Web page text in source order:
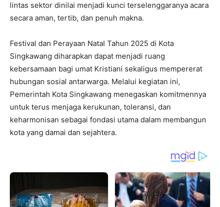
lintas sektor dinilai menjadi kunci terselenggaranya acara
secara aman, tertib, dan penuh makna.
Festival dan Perayaan Natal Tahun 2025 di Kota
Singkawang diharapkan dapat menjadi ruang
kebersamaan bagi umat Kristiani sekaligus mempererat
hubungan sosial antarwarga. Melalui kegiatan ini,
Pemerintah Kota Singkawang menegaskan komitmennya
untuk terus menjaga kerukunan, toleransi, dan
keharmonisan sebagai fondasi utama dalam membangun
kota yang damai dan sejahtera.